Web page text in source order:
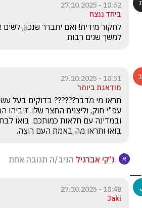
10:52 - 27.10.2025
ביחד ננצח
למשך שנים רבות
10:51 - 27.10.2025
מודאגת ביותר
בואו ותראו מה באמת העם רוצה.
ג'קי אברגיל הגיב/ה תגובה אחת
10:48 - 27.10.2025
Jaki